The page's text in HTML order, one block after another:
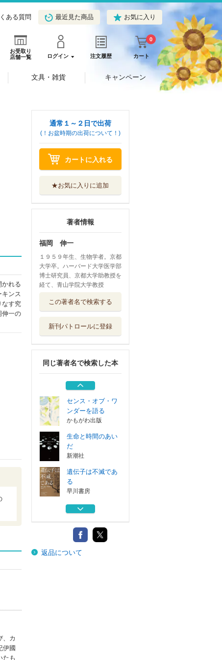
ある質問 最近見た商品 お気に入り
お受取り
店舗一覧
ログイン 注文履歴 カート
0
文具・雑貨 キャンペーン
かれる
ンス
なす究
伸一の
、カ
伊國
たも
通常１～２日で出荷
(！お盆時期の出荷について！)
カートに入れる
★お気に入りに追加
著者情報
福岡 伸一
１９５９年生、生物学者。京都
大学卒。ハーバード大学医学部
博士研究員、京都大学助教授を
経て、青山学院大学教授
この著者名で検索する
新刊パトロールに登録
同じ著者名で検索した本
る
ちそうとほねのも
光村教育図書
どっちがどっち？
光村教育図書
センス・オブ・ワ
ンダーを語る
かもがわ出版
生命と時間のあい
だ
新潮社
遺伝子は不滅であ
る
早川書房
ちそうとほねのも
光村教育図書
どっちがどっち？
光村教育図書
返品について